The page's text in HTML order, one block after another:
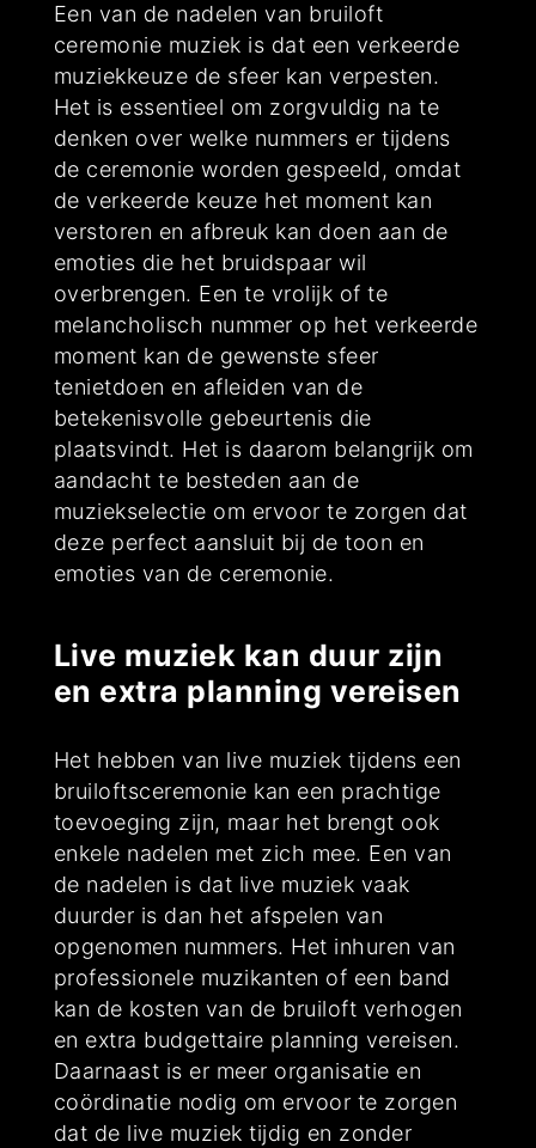
Een van de nadelen van bruiloft
ceremonie muziek is dat een verkeerde
muziekkeuze de sfeer kan verpesten.
Het is essentieel om zorgvuldig na te
denken over welke nummers er tijdens
de ceremonie worden gespeeld, omdat
de verkeerde keuze het moment kan
verstoren en afbreuk kan doen aan de
emoties die het bruidspaar wil
overbrengen. Een te vrolijk of te
melancholisch nummer op het verkeerde
moment kan de gewenste sfeer
tenietdoen en afleiden van de
betekenisvolle gebeurtenis die
plaatsvindt. Het is daarom belangrijk om
aandacht te besteden aan de
muziekselectie om ervoor te zorgen dat
deze perfect aansluit bij de toon en
emoties van de ceremonie.
Live muziek kan duur zijn
en extra planning vereisen
Het hebben van live muziek tijdens een
bruiloftsceremonie kan een prachtige
toevoeging zijn, maar het brengt ook
enkele nadelen met zich mee. Een van
de nadelen is dat live muziek vaak
duurder is dan het afspelen van
opgenomen nummers. Het inhuren van
professionele muzikanten of een band
kan de kosten van de bruiloft verhogen
en extra budgettaire planning vereisen.
Daarnaast is er meer organisatie en
coördinatie nodig om ervoor te zorgen
dat de live muziek tijdig en zonder